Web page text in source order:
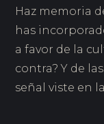
Haz memoria
has
a favor de la
contra? Y de
señal viste en